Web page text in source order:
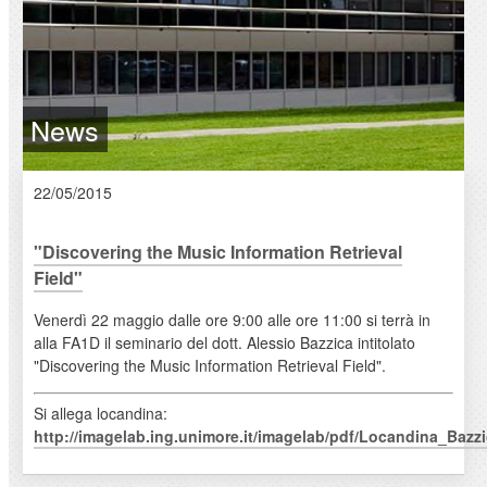
News
22/05/2015
"Discovering the Music Information Retrieval
Field"
Venerdì 22 maggio dalle ore 9:00 alle ore 11:00 si terrà in
alla FA1D il seminario del dott. Alessio Bazzica intitolato
"Discovering the Music Information Retrieval Field".
Si allega locandina:
http://imagelab.ing.unimore.it/imagelab/pdf/